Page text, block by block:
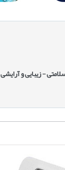
- زیبایی و آرایشی